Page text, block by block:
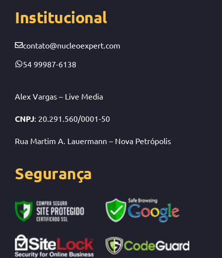
Institucional
contato@nucleoexpert.com
54 99987-6138
Alex Vargas – Live Media
CNPJ: 20.291.560/0001-50
Rua Martim A. Lauermann – Nova Petrópolis
Segurança